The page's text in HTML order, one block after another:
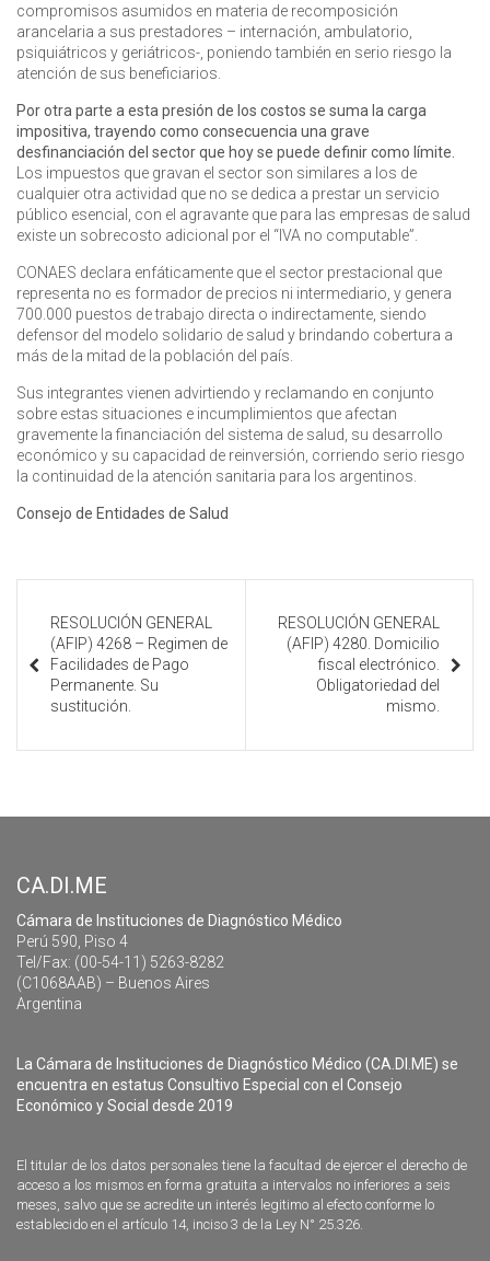
compromisos asumidos en materia de recomposición
arancelaria a sus prestadores – internación, ambulatorio,
psiquiátricos y geriátricos-, poniendo también en serio riesgo la
atención de sus beneficiarios.
Por otra parte a esta presión de los costos se suma la carga
impositiva, trayendo como consecuencia una grave
desfinanciación del sector que hoy se puede definir como límite.
Los impuestos que gravan el sector son similares a los de
cualquier otra actividad que no se dedica a prestar un servicio
público esencial, con el agravante que para las empresas de salud
existe un sobrecosto adicional por el “IVA no computable”.
CONAES declara enfáticamente que el sector prestacional que
representa no es formador de precios ni intermediario, y genera
700.000 puestos de trabajo directa o indirectamente, siendo
defensor del modelo solidario de salud y brindando cobertura a
más de la mitad de la población del país.
Sus integrantes vienen advirtiendo y reclamando en conjunto
sobre estas situaciones e incumplimientos que afectan
gravemente la financiación del sistema de salud, su desarrollo
económico y su capacidad de reinversión, corriendo serio riesgo
la continuidad de la atención sanitaria para los argentinos.
Consejo de Entidades de Salud
RESOLUCIÓN GENERAL
(AFIP) 4268 – Regimen de
Facilidades de Pago
Permanente. Su
sustitución.
RESOLUCIÓN GENERAL
(AFIP) 4280. Domicilio
fiscal electrónico.
Obligatoriedad del
mismo.
CA.DI.ME
Cámara de Instituciones de Diagnóstico Médico
Perú 590, Piso 4
Tel/Fax: (00-54-11) 5263-8282
(C1068AAB) – Buenos Aires
Argentina
La Cámara de Instituciones de Diagnóstico Médico (CA.DI.ME) se
encuentra en estatus Consultivo Especial con el Consejo
Económico y Social desde 2019
El titular de los datos personales tiene la facultad de ejercer el derecho de
acceso a los mismos en forma gratuita a intervalos no inferiores a seis
meses, salvo que se acredite un interés legitimo al efecto conforme lo
establecido en el artículo 14, inciso 3 de la Ley N° 25.326.